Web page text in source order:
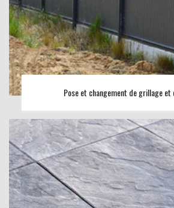
Pose et changement de grillage